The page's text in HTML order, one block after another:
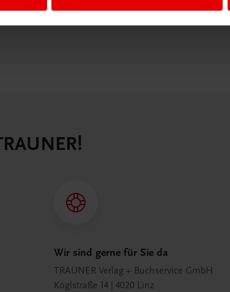
Wir sind gerne für Sie da
TRAUNER Verlag + Buchservice GmbH
Köglstraße 14 | 4020 Linz